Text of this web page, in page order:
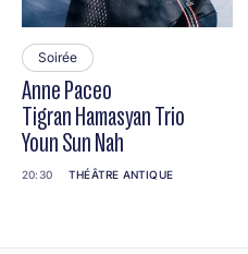
Soirée
Anne Paceo
Tigran Hamasyan Trio
Youn Sun Nah
20:30 THÉÂTRE ANTIQUE